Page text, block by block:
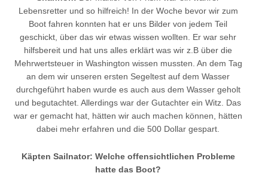
Lebensretter und so hilfreich! In der Woche bevor wir zum
Boot fahren konnten hat er uns Bilder von jedem Teil
geschickt, über das wir etwas wissen wollten. Er war sehr
hilfsbereit und hat uns alles erklärt was wir z.B über die
Mehrwertsteuer in Washington wissen mussten. An dem Tag
an dem wir unseren ersten Segeltest auf dem Wasser
durchgeführt haben wurde es auch aus dem Wasser geholt
und begutachtet. Allerdings war der Gutachter ein Witz. Das
war er gemacht hat, hätten wir auch machen können, hätten
dabei mehr erfahren und die 500 Dollar gespart.
Käpten Sailnator: Welche offensichtlichen Probleme
hatte das Boot?